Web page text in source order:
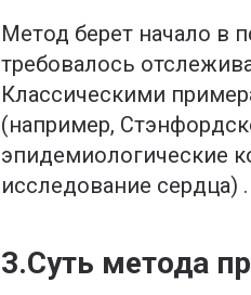
Метод берет начало в
требовалось
Классическими
(например,
эпидемиологические
исследование сердца) .
3.Суть метода